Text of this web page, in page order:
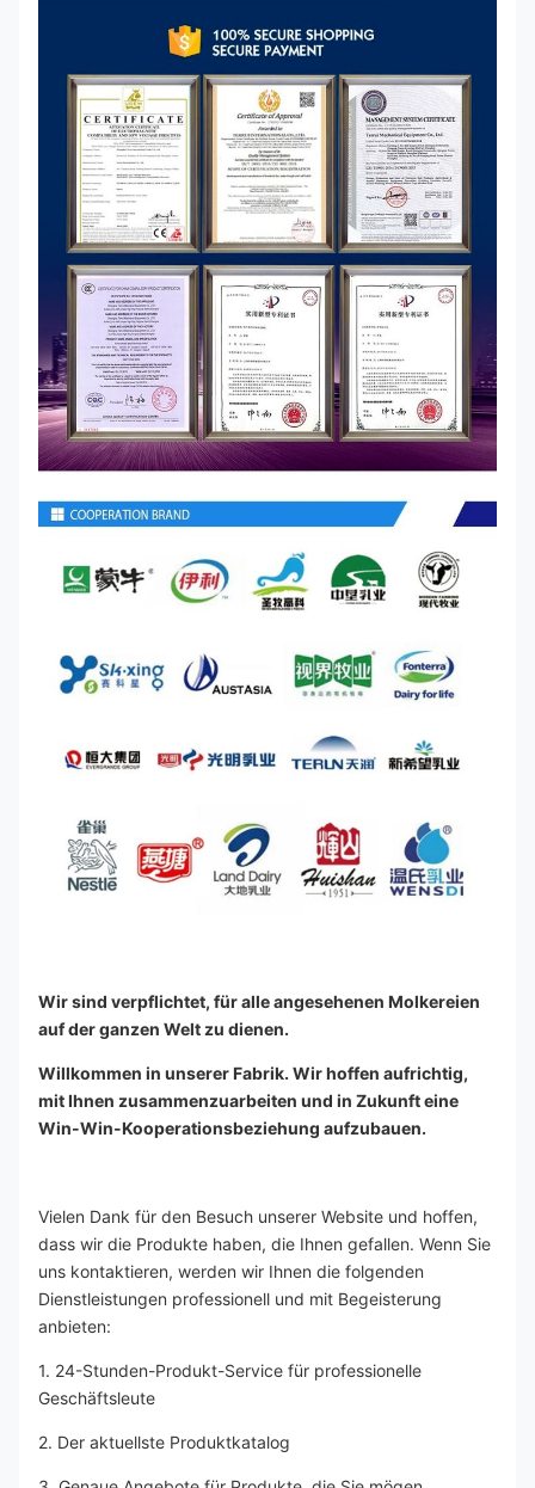
Wir sind verpflichtet, für alle angesehenen Molkereien
auf der ganzen Welt zu dienen.
Willkommen in unserer Fabrik. Wir hoffen aufrichtig,
mit Ihnen zusammenzuarbeiten und in Zukunft eine
Win-Win-Kooperationsbeziehung aufzubauen.
Vielen Dank für den Besuch unserer Website und hoffen,
dass wir die Produkte haben, die Ihnen gefallen. Wenn Sie
uns kontaktieren, werden wir Ihnen die folgenden
Dienstleistungen professionell und mit Begeisterung
anbieten:
1. 24-Stunden-Produkt-Service für professionelle
Geschäftsleute
2. Der aktuellste Produktkatalog